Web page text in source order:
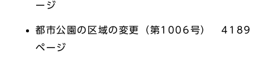
ージ
都市公園の区域の変更（第1006号） 4189
ページ